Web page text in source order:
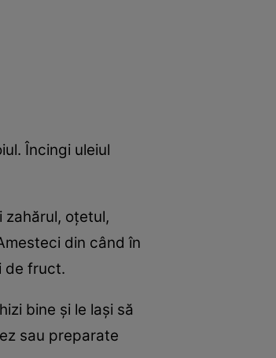
Încingi uleiul
zahărul, oțetul,
din când în
de fruct.
bine și le lași să
sau preparate